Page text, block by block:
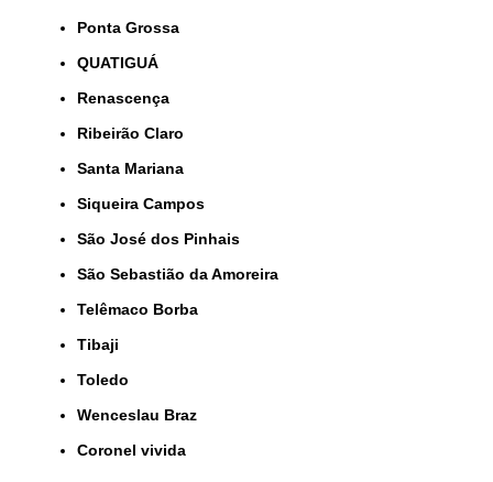
Ponta Grossa
QUATIGUÁ
Renascença
Ribeirão Claro
Santa Mariana
Siqueira Campos
São José dos Pinhais
São Sebastião da Amoreira
Telêmaco Borba
Tibaji
Toledo
Wenceslau Braz
coronel vivida